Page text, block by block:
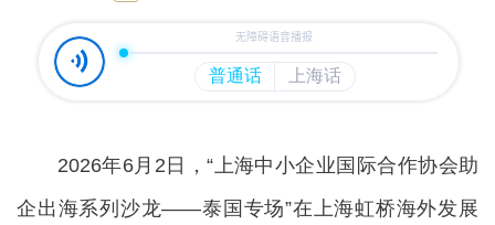
2026年6月2日，“上海中小企业国际合作协会助
企出海系列沙龙——泰国专场”在上海虹桥海外发展